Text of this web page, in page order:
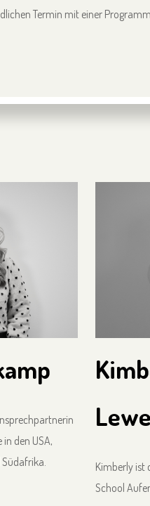
Termin mit einer
den USA,
Kimberly ist
School